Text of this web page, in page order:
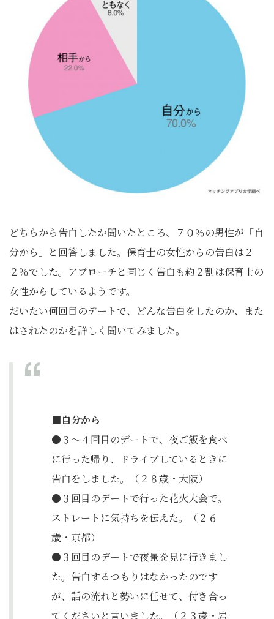
どちらから告白したか聞いたところ、７０％の男性が「自
分から」と回答しました。保育士の女性からの告白は２
２％でした。アプローチと同じく告白も約２割は保育士の
女性からしているようです。
だいたい何回目のデートで、どんな告白をしたのか、また
はされたのかを詳しく聞いてみました。
■自分から
●３～４回目のデートで、夜ご飯を食べ
に行った帰り、ドライブしているときに
告白をしました。（２８歳・大阪）
●３回目のデートで行った花火大会で。
ストレートに気持ちを伝えた。（２６
歳・京都）
●３回目のデートで夜景を見に行きまし
た。告白するつもりはなかったのです
が、話の流れと勢いに任せて、付き合っ
てくださいと言いました。（２３歳・岩